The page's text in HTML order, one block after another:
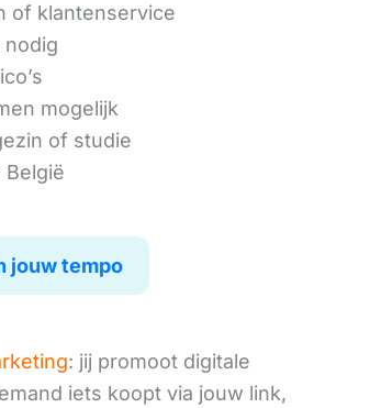
of klantenservice
nodig
mogelijk
of studie
jouw tempo
: jij promoot digitale
iets koopt via jouw link,